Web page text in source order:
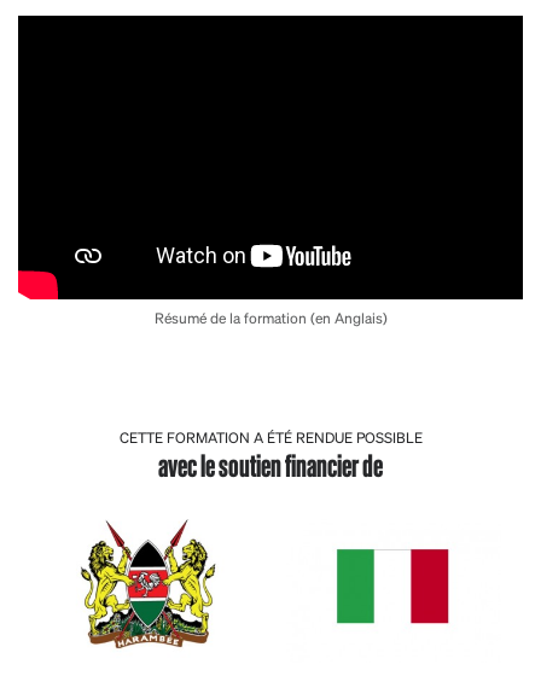
Résumé de la formation (en Anglais)
CETTE FORMATION A ÉTÉ RENDUE POSSIBLE
avec le soutien financier de